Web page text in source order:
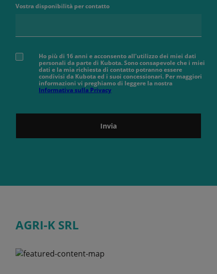
Vostra disponibilità per contatto
Ho più di 16 anni e acconsento all'utilizzo dei miei dati
personali da parte di Kubota. Sono consapevole che i miei
dati e la mia richiesta di contatto potranno essere
condivisi da Kubota ed i suoi concessionari. Per maggiori
informazioni vi preghiamo di leggere la nostra
Informativa sulla Privacy
Invia
AGRI-K SRL